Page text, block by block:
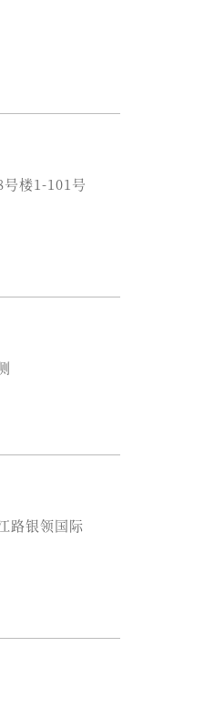
楼1-101号
路银领国际